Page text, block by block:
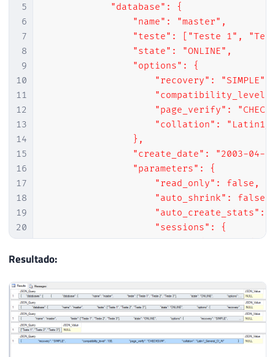
5
6
7
8
9
10
11
12
13
14
15
16
17
18
19
20
21
22
24
25
26
27
28
            "database": {
                "name": "master",
"teste": ["Teste 1",
                "state": "ONLINE",
                "options": {
                    "recovery": "SIMPLE",
"page_verify":
"collation":
                },
"create_date": "2003-04-
                "parameters": {
                    "read_only": false,
                    "auto_shrink": false,
"auto_create_stats":
                    "sessions": {
"ansi_nulls":
"arithabort":
                    }
                },
"user_access":
            }
Resultado: